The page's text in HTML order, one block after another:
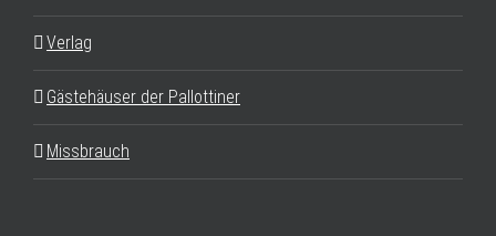
Verlag
Gästehäuser der Pallottiner
Missbrauch